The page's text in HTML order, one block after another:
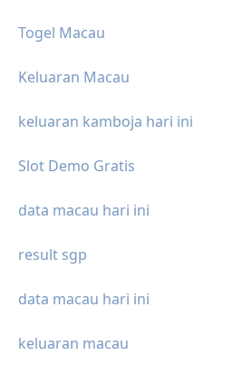
Togel Macau
Keluaran Macau
keluaran kamboja hari ini
Slot Demo Gratis
data macau hari ini
result sgp
data macau hari ini
keluaran macau